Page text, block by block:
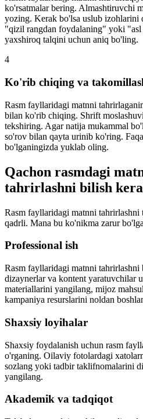
ko'rsatmalar bering. Almashtiruvchi
yozing. Kerak bo'lsa uslub
"qizil rangdan foydalaning" yoki
yaxshiroq talqini uchun aniq bo'ling.
4
Ko'rib chiqing va
Rasm fayllaridagi matnni
bilan ko'rib chiqing. Shrift
tekshiring. Agar natija mukammal
so'rov bilan qayta urinib ko'ring.
bo'lganingizda yuklab oling.
Qachon rasmdagi
tahrirlashni bilish
Rasm fayllaridagi matnni tahrirlashni
qadrli. Mana bu ko'nikma zarur
Professional ish
Rasm fayllaridagi matnni tahrirlashni
dizaynerlar va kontent yaratuvchilar
materiallarini yangilang, mijoz
kampaniya resurslarini noldan
Shaxsiy loyihalar
Shaxsiy foydalanish uchun rasm
o'rganing. Oilaviy fotolardagi
sozlang yoki tadbir taklifnomalarini
yangilang.
Akademik va tadqiqot